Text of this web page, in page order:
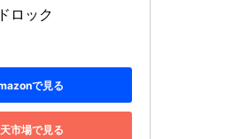
ロック
で見る
市場で見る